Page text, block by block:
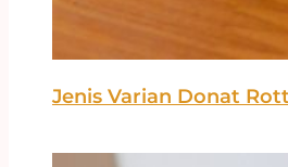
Jenis Varian Donat